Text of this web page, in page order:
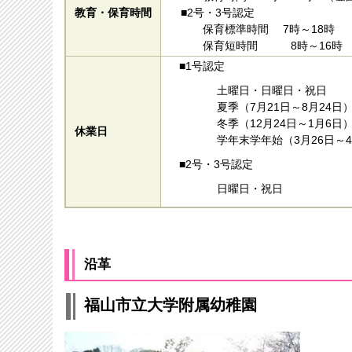
教育・保育時間
■2号・3号認定
保育標準時間 7時～18時
保育短時間 8時～16時
休業日
■1号認定
土曜日・日曜日・祝日
夏季（7月21日～8月24日）
冬季（12月24日～1月6日）
学年末学年始（3月26日～4
■2号・3号認定
日曜日・祝日
沿革
福山市立大学附属幼稚園